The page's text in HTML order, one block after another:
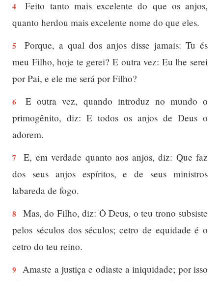
4
Feito tanto mais excelente do que os anjos,
quanto herdou mais excelente nome do que eles.
5
Porque, a qual dos anjos disse jamais: Tu és
meu Filho, hoje te gerei? E outra vez: Eu lhe serei
por Pai, e ele me será por Filho?
6
E outra vez, quando introduz no mundo o
primogênito, diz: E todos os anjos de Deus o
adorem.
7
E, em verdade quanto aos anjos, diz: Que faz
dos seus anjos espíritos, e de seus ministros
labareda de fogo.
8
Mas, do Filho, diz: Ó Deus, o teu trono subsiste
pelos séculos dos séculos; cetro de equidade é o
cetro do teu reino.
9 Amaste a justiça e odiaste a iniquidade; por isso